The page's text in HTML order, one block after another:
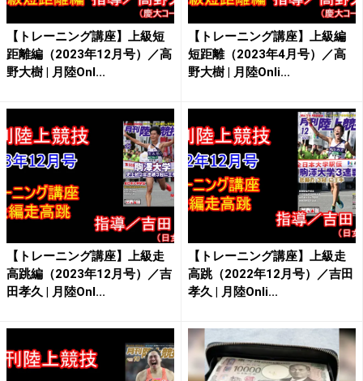
【トレーニング講座】上級短
距離編（2023年12月号）／高
野大樹 | 月陸Onl...
【トレーニング講座】上級編
短距離（2023年4月号）／高
野大樹 | 月陸Onli...
【トレーニング講座】上級走
高跳編（2023年12月号）／吉
田孝久 | 月陸Onl...
【トレーニング講座】上級走
高跳（2022年12月号）／吉田
孝久 | 月陸Onli...